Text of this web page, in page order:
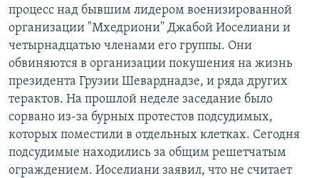
процесс над бывшим лидером военизированной
организации "Мхедриони" Джабой Иоселиани и
четырнадцатью членами его группы. Они
обвиняются в организации покушения на жизнь
президента Грузии Шеварднадзе, и ряда других
терактов. На прошлой неделе заседание было
сорвано из-за бурных протестов подсудимых,
которых поместили в отдельных клетках. Сегодня
подсудимые находились за общим решетчатым
ограждением. Иоселиани заявил, что не считает